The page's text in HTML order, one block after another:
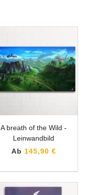
A breath of the Wild -
Leinwandbild
Ab 145,90 €